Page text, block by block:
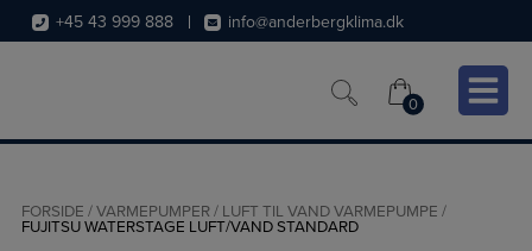
Hop
til
+45 43 999 888 info@anderbergklima.dk
0
0
FORSIDE /VARMEPUMPER/ LUFT TIL VAND VARMEPUMPE /
FUJITSU WATERSTAGE LUFT/VAND STANDARD